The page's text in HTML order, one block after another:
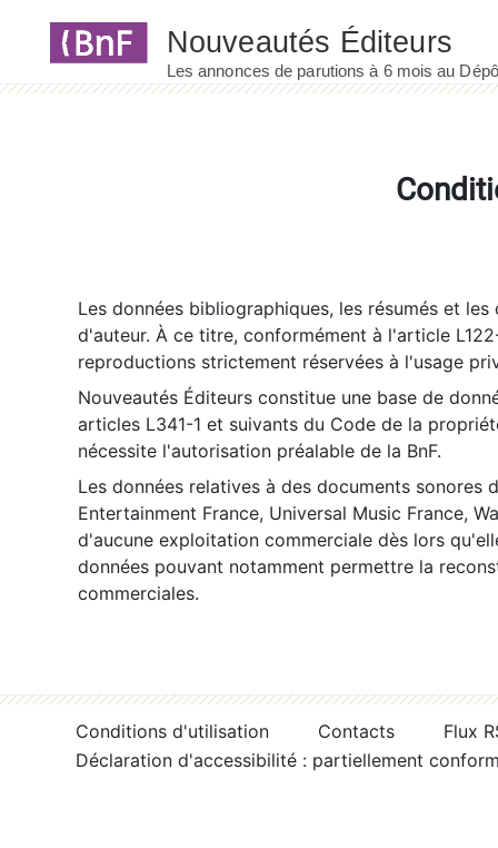
Les données bibliographiques, les résumés et
d'auteur. À ce titre, conformément à l'article
reproductions strictement réservées à l'usage
Nouveautés Éditeurs constitue une base de
articles L341-1 et suivants du Code de la
nécessite l'autorisation préalable de la BnF.
Les données relatives à des documents sonores
Entertainment France, Universal Music France,
d'aucune exploitation commerciale dès lors
données pouvant notamment permettre la
commerciales.
Conditions d'utilisation Contacts
Flux
Déclaration d'accessibilité : partiellement